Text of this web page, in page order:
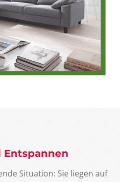
Situation: Sie liegen auf